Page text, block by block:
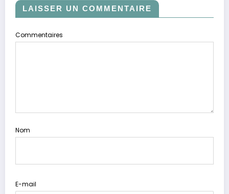
LAISSER UN COMMENTAIRE
Commentaires
Nom
E-mail